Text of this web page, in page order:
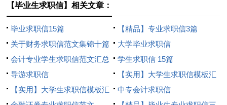
【毕业生求职信】相关文章：
毕业求职信15篇
【精品】专业求职信3篇
关于财务求职信范文集锦十篇
大学毕业求职信
会计专业学生求职信范文汇总
4篇
学生求职信 15篇
导游求职信
【实用】大学生求职信模板汇
编七篇
【实用】大学生求职信模板汇
中专会计求职信